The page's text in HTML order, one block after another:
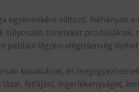
egyénenként változó. Néhányan
súlyosabb tüneteket produkálnak,
például légzési elégtelenség
kialakulnak, és
fejfájást, ingerlékenységet,